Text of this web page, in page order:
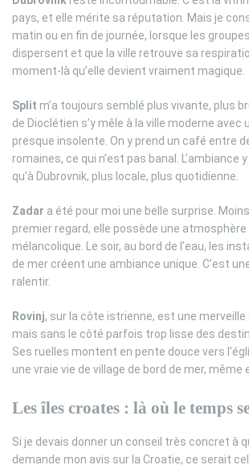
pays, et elle mérite sa réputation. Mais je
matin ou en fin de journée, lorsque les
dispersent et que la ville retrouve sa
moment-là qu’elle devient vraiment magique.
Split m’a toujours semblé plus vivante, plus
de Dioclétien s’y mêle à la ville moderne avec
presque insolente. On y prend un café entre
romaines, ce qui n’est pas banal. L’ambiance
qu’à Dubrovnik, plus locale, plus quotidienne.
Zadar a été pour moi une belle surprise.
premier regard, elle possède une
mélancolique. Le soir, au bord de l’eau, les
de mer créent une ambiance unique. C’est
ralentir.
Rovinj, sur la côte istrienne, est une
mais sans le côté parfois trop lisse des
Ses ruelles montent en pente douce vers
une vraie vie de village de bord de mer, même
Les îles croates : là où le temps
Si je devais donner un conseil très concret à
demande mon avis sur la Croatie, ce serait